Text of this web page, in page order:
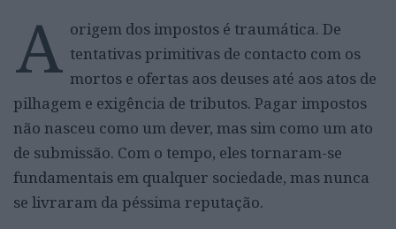
A origem dos impostos é traumática. De
tentativas primitivas de contacto com os
mortos e ofertas aos deuses até aos atos de
pilhagem e exigência de tributos. Pagar impostos
não nasceu como um dever, mas sim como um ato
de submissão. Com o tempo, eles tornaram-se
fundamentais em qualquer sociedade, mas nunca
se livraram da péssima reputação.